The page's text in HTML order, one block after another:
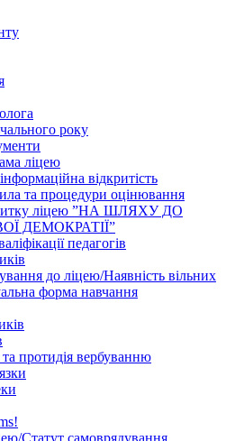
року
ліцею
відкритість
та процедури оцінювання
ліцею ”НА ШЛЯХУ ДО
ДЕМОКРАТІЇ”
педагогів
до ліцею/Наявність вільних
форма навчання
та протидія вербуванню
Статут самоврядування